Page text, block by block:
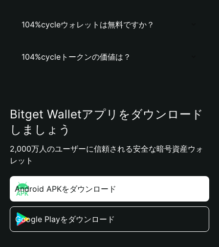
104%cycleウォレットは無料ですか？
104%cycleトークンの価値は？
Bitget Walletアプリをダウンロード
しましょう
2,000万人のユーザーに信頼される安全な暗号資産ウォ
レット
Android APKをダウンロード
Google Playをダウンロード